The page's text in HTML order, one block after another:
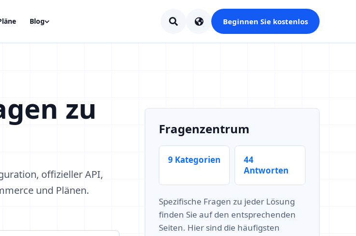
Blog Beginnen Sie kostenlos
zu
offizieller API,
und Plänen.
Fragenzentrum
9 Kategorien
44
Antworten
Spezifische Fragen zu jeder Lösung
finden Sie auf den entsprechenden
Seiten. Hier sind die häufigsten